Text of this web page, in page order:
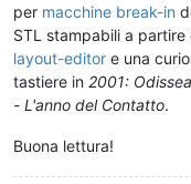
per macchine break-in
STL stampabili a
layout-editor e una
tastiere in 2001:
- L'anno del Contatto.
Buona lettura!